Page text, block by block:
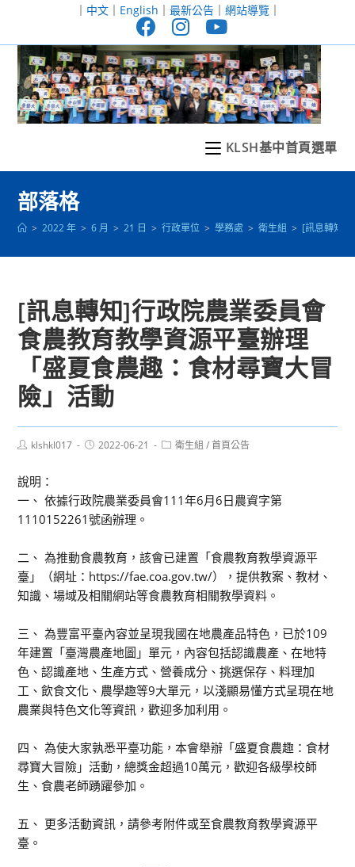
至
｜ 中文｜ English ｜ 最新公告｜ 網站導覽｜
KLSH基中首頁選單
部落格
> 2022 年 > 6 月 > 21 日 > 行政單位 > 學務處 > 衛生組 > [訊息轉知]
[訊息轉知]行政院農業委員會
食農教育教學資源平臺辦理
「盛夏食農趣：食材尋寶大冒
險」活動
Postklshkl017
Post2022-06-21
Post衛生組 / 首頁公告
說明：
一、 依據行政院農業委員會111年6月6日農資字第
1110152261號函辦理。
二、 為推動食農教育，該會已建置「食農教育教學資源平
臺」（網址：https://fae.coa.gov.tw/），提供教案、教材、
知識、場域及相關網站等食農教育相關教學資料。
三、 為豐富平臺內容並呈現我國在地農產品特色，已於109
年建置「臺灣農產地圖」單元，內容包括認識農產、在地特
色、認識產地、生產方式、營養成分、挑選保存、料理加
工、飲食文化、農學趣等9大單元，以淺顯易懂方式呈現在地
農業與特色文化等資訊，歡迎多加利用。
四、 為使大家孰悉平臺功能，本會舉辦「盛夏食農趣：食材
尋寶大冒險」活動，總獎金超過10萬元，歡迎各級學校師
生、食農老師踴躍參加。
五、 更多活動資訊，請參考附件或至食農教育教學資源平
臺。